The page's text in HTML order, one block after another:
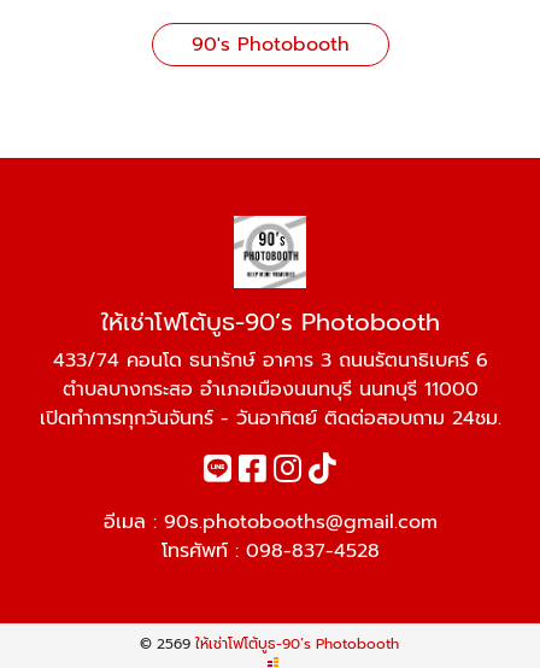
90's Photobooth
ให้เช่าโฟโต้บูธ-90’s Photobooth
433/74 คอนโด ธนารักษ์ อาคาร 3 ถนนรัตนาธิเบศร์ 6
ตำบลบางกระสอ อำเภอเมืองนนทบุรี นนทบุรี 11000
เปิดทำการทุกวันจันทร์ - วันอาทิตย์ ติดต่อสอบถาม 24ชม.
อีเมล : 90s.photobooths@gmail.com
โทรศัพท์ : 098-837-4528
© 2569ให้เช่าโฟโต้บูธ-90’s Photobooth